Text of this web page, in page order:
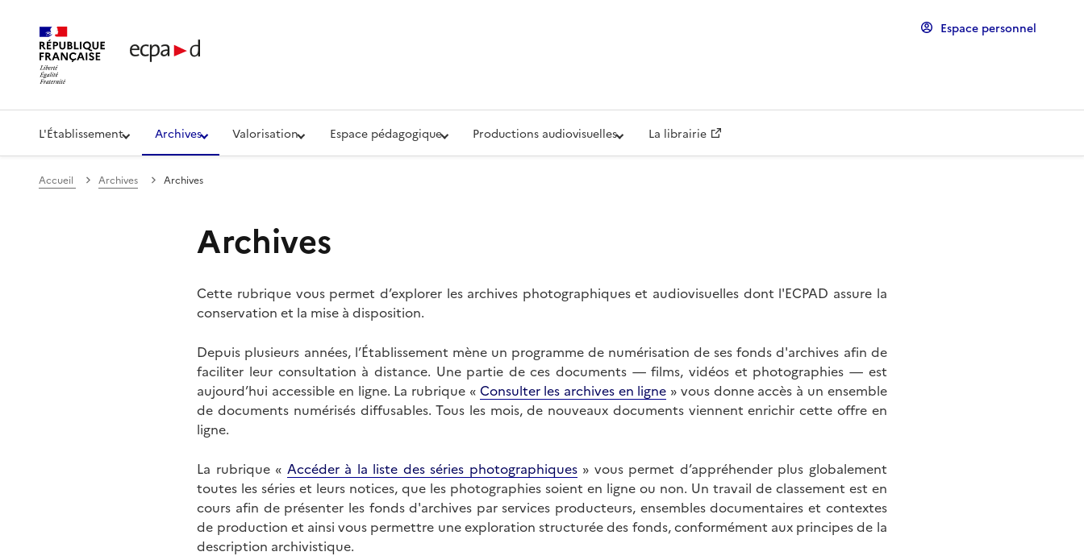
Établissement de communication et de production audiovisuelle de la Défense (ECPAD) Espace personnel
L'Établissement Archives Valorisation Espace pédagogique Productions audiovisuelles La librairie
Accueil Archives Archives
Archives
Cette rubrique vous permet d’explorer les archives photographiques et audiovisuelles dont l'ECPAD assure la
conservation et la mise à disposition.
Depuis plusieurs années, l’Établissement mène un programme de numérisation de ses fonds d'archives afin de
faciliter leur consultation à distance. Une partie de ces documents — films, vidéos et photographies — est
aujourd’hui accessible en ligne. La rubrique « Consulter les archives en ligne » vous donne accès à un ensemble
de documents numérisés diffusables. Tous les mois, de nouveaux documents viennent enrichir cette offre en
ligne.
La rubrique « Accéder à la liste des séries photographiques» vous permet d’appréhender plus globalement
toutes les séries et leurs notices, que les photographies soient en ligne ou non. Un travail de classement est en
cours afin de présenter les fonds d'archives par services producteurs, ensembles documentaires et contextes
de production et ainsi vous permettre une exploration structurée des fonds, conformément aux principes de la
description archivistique.